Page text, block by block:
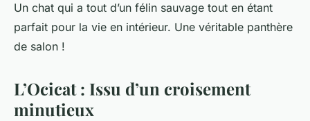
Un chat qui a tout d’un félin sauvage tout en étant
parfait pour la vie en intérieur. Une véritable panthère
de salon !
L’Ocicat : Issu d’un croisement
minutieux